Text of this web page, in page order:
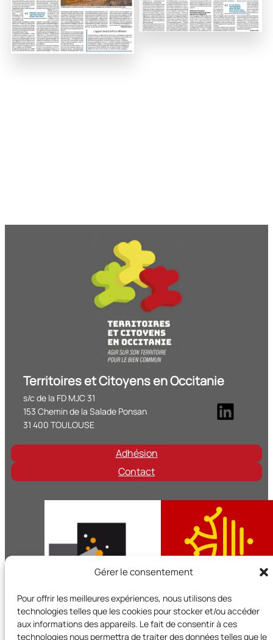
Gérer le consentement
Pour offrir les meilleures expériences, nous utilisons des
technologies telles que les cookies pour stocker et/ou accéder
aux informations des appareils. Le fait de consentir à ces
technologies nous permettra de traiter des données telles que le
Territoires et Citoyens en Occitanie
s/c de la FD MJC 31
153 Chemin de la Salade Ponsan
31 400 TOULOUSE
Adhésion
Contact